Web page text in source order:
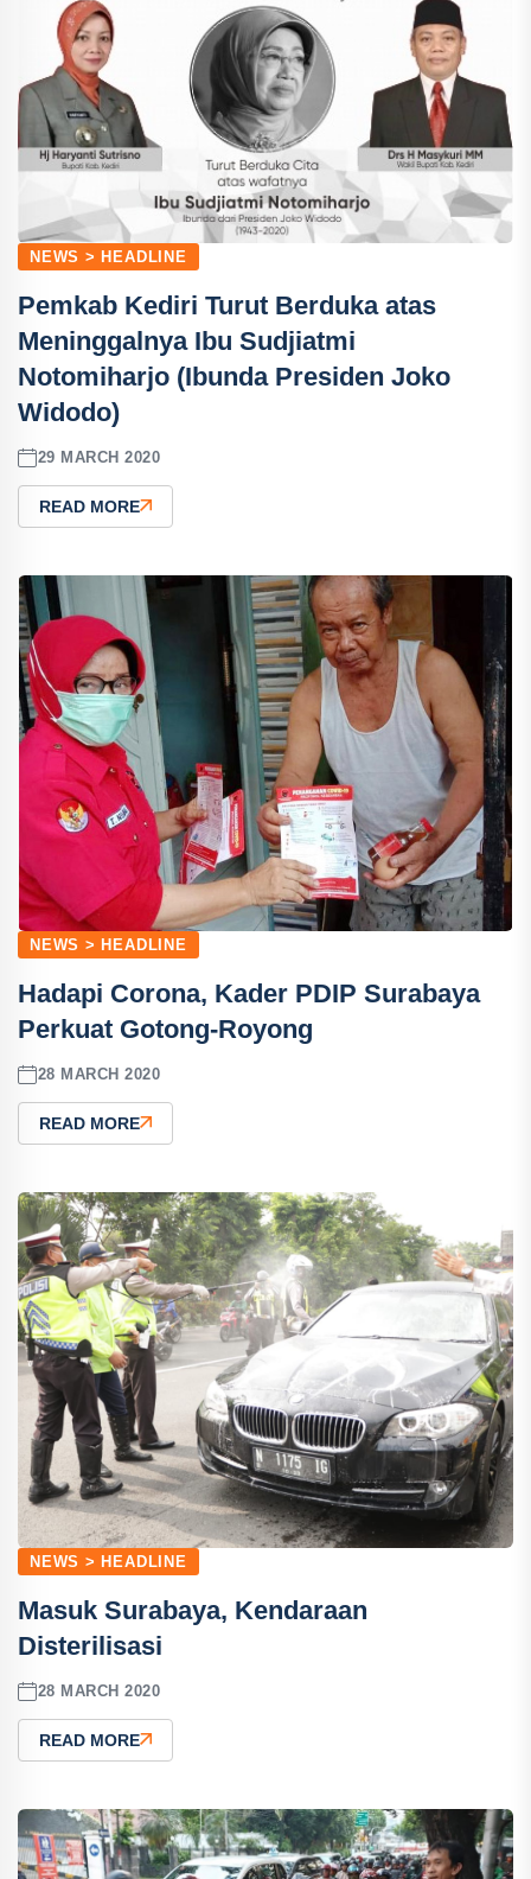
NEWS > HEADLINE
Pemkab Kediri Turut Berduka atas
Meninggalnya Ibu Sudjiatmi
Notomiharjo (Ibunda Presiden Joko
Widodo)
29 MARCH 2020
READ MORE
NEWS > HEADLINE
Hadapi Corona, Kader PDIP Surabaya
Perkuat Gotong-Royong
28 MARCH 2020
READ MORE
NEWS > HEADLINE
Masuk Surabaya, Kendaraan
Disterilisasi
28 MARCH 2020
READ MORE